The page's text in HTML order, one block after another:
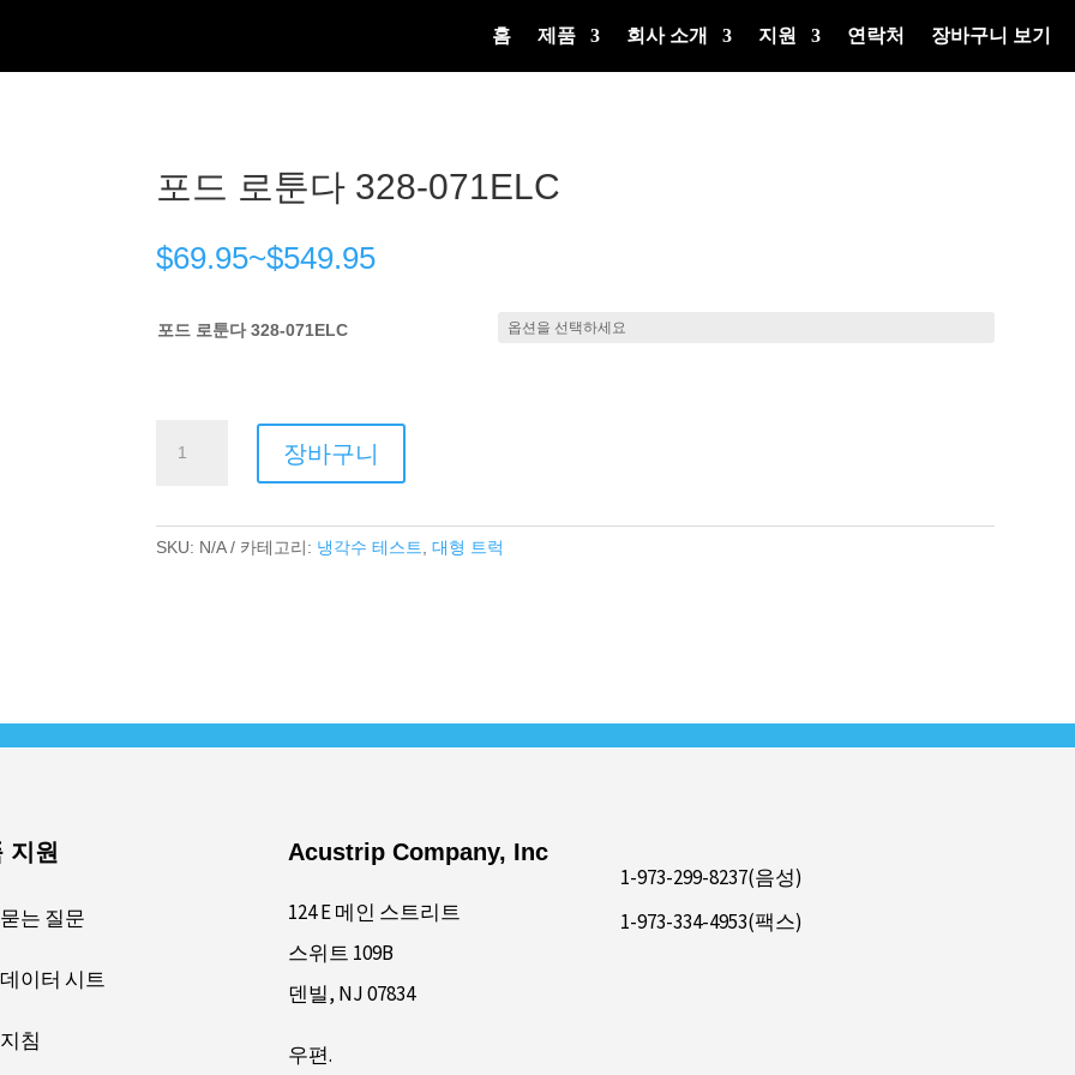
홈 제품 회사 소개 지원 연락처 장바구니 보기
포드 로툰다 328-071ELC
$69.95~$549.95
포드 로툰다 328-071ELC
Rotunda
수
장바구니
SKU: N/A 카테고리: 냉각수 테스트, 대형 트럭
지원
는 질문
이터 시트
침
Acustrip Company, Inc
124 E 메인 스트리트
스위트 109B
덴빌, NJ 07834
우편.
1-973-299-8237(음성)
1-973-334-4953(팩스)